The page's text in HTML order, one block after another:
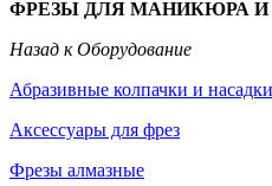
ФРЕЗЫ ДЛЯ МАНИКЮРА
Назад к Оборудование
Абразивные колпачки и
Аксессуары для фрез
Фрезы алмазные